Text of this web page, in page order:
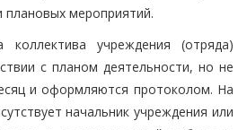
плановых мероприятий.
коллектива учреждения (отряда)
с планом деятельности, но не
и оформляются протоколом. На
начальник учреждения или